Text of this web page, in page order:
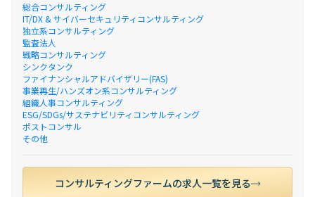
総合コンサルティング
IT/DX & サイバーセキュリティコンサルティング
独立系コンサルティング
監査法人
戦略コンサルティング
シンクタンク
ファイナンシャルアドバイザリー(FAS)
事業再生/ハンズオン系コンサルティング
組織人事コンサルティング
ESG/SDGs/サステナビリティコンサルティング
ポストコンサル
その他
コンサルティングファームの求人一覧を見る